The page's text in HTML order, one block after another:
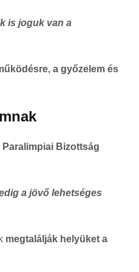
is joguk van a
a győzelem és
Paralimpiai Bizottság
a jövő lehetséges
megtalálják helyüket a